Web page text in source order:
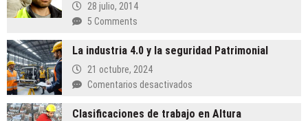
28 julio, 2014
5 Comments
La industria 4.0 y la seguridad Patrimonial
21 octubre, 2024
Comentarios desactivados
industria
Clasificaciones de trabajo en Altura